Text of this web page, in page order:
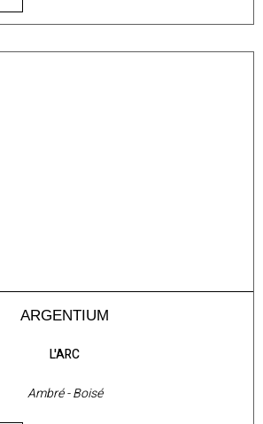
ARGENTIUM
L'ARC
Ambré - Boisé